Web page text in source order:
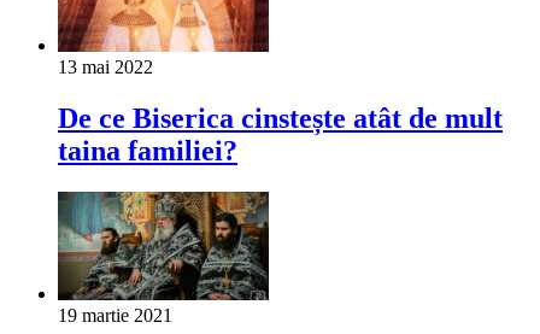
13 mai 2022
De ce Biserica cinstește atât de mult
taina familiei?
19 martie 2021